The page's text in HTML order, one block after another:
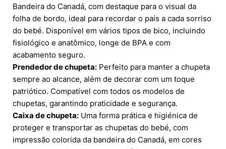
Bandeira do Canadá, com destaque para o visual da
folha de bordo, ideal para recordar o país a cada sorriso
do bebé. Disponível em vários tipos de bico, incluindo
fisiológico e anatômico, longe de BPA e com
acabamento seguro.
Prendedor de chupeta: Perfeito para manter a chupeta
sempre ao alcance, além de decorar com um toque
patriótico. Compatível com todos os modelos de
chupetas, garantindo praticidade e segurança.
Caixa de chupeta: Uma forma prática e higiénica de
proteger e transportar as chupetas do bebé, com
impressão colorida da bandeira do Canadá, em cores